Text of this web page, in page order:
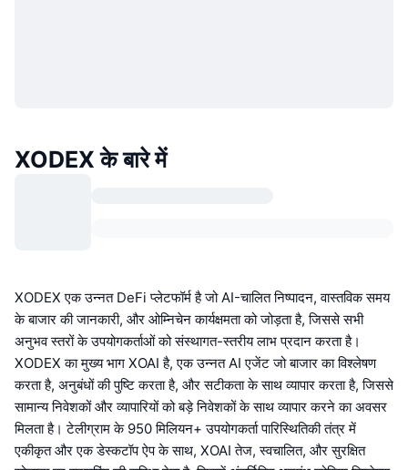
XODEX के बारे में
XODEX एक उन्नत DeFi प्लेटफॉर्म है जो AI-चालित निष्पादन, वास्तविक समय
के बाजार की जानकारी, और ओम्निचेन कार्यक्षमता को जोड़ता है, जिससे सभी
अनुभव स्तरों के उपयोगकर्ताओं को संस्थागत-स्तरीय लाभ प्रदान करता है।
XODEX का मुख्य भाग XOAI है, एक उन्नत AI एजेंट जो बाजार का विश्लेषण
करता है, अनुबंधों की पुष्टि करता है, और सटीकता के साथ व्यापार करता है, जिससे
सामान्य निवेशकों और व्यापारियों को बड़े निवेशकों के साथ व्यापार करने का अवसर
मिलता है। टेलीग्राम के 950 मिलियन+ उपयोगकर्ता पारिस्थितिकी तंत्र में
एकीकृत और एक डेस्कटॉप ऐप के साथ, XOAI तेज, स्वचालित, और सुरक्षित